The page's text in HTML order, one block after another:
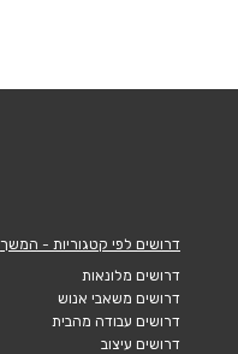
דרושים לפי קטגוריות - המשך
דרושים מלונאות
דרושים משאבי אנוש
דרושים עבודה מהבית
דרושים עיצוב